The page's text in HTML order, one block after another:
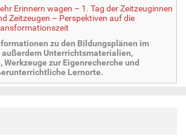
Erinnern wagen – 1. Tag der Zeitzeuginnen
Zeitzeugen – Perspektiven auf die
zu den Bildungsplänen im
außerdem Unterrichtsmaterialien,
Werkzeuge zur Eigenrecherche und
Lernorte.